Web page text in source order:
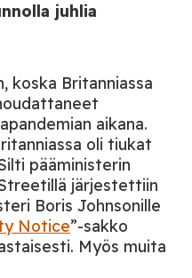
juhlia
koska Britanniassa
aikana.
oli tiukat
pääministerin
järjestettiin
Boris Johnsonille
Notice”-sakko
Myös muita